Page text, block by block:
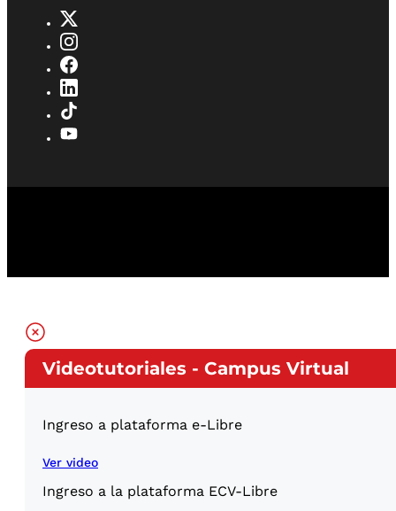
Videotutoriales - Campus Virtual
Ingreso a plataforma e-Libre
Ver video
Ingreso a la plataforma ECV-Libre